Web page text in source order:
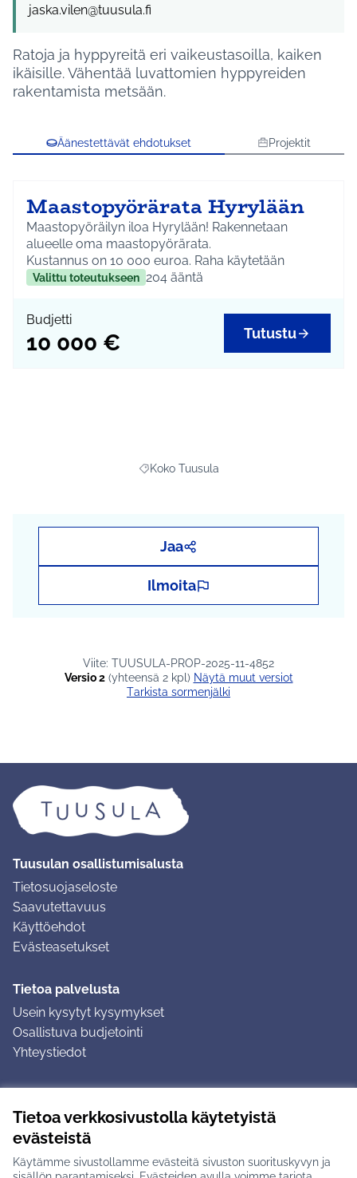
Tietoa verkkosivustolla käytetyistä
evästeistä
Käytämme sivustollamme evästeitä sivuston suorituskyvyn ja
jaska.vilen@tuusula.fi
Ratoja ja hyppyreitä eri vaikeustasoilla, kaiken
ikäisille. Vähentää luvattomien hyppyreiden
rakentamista metsään.
Äänestettävät ehdotukset Projektit
Maastopyörärata Hyrylään
Maastopyöräilyn iloa Hyrylään! Rakennetaan
alueelle oma maastopyörärata.
Kustannus on 10 000 euroa. Raha käytetään
suunnitteluun, urakointiin ja materiaalikuluihin.
Valittu toteutukseen 204 ääntä
Budjetti
10 000 € Tutustu
Rajaa tulokset teeman mukaan: Koko
Koko Tuusula
Jaa
Ilmoita
Viite: TUUSULA-PROP-2025-11-4852
Versio 2(yhteensä 2 kpl)
näytä muut versiot
Tarkista sormenjälki
Tuusulan osallistumisalusta
Tietosuojaseloste
Saavutettavuus
Käyttöehdot
Evästeasetukset
Tietoa palvelusta
Usein kysytyt kysymykset
Osallistuva budjetointi
Yhteystiedot
Ohjeet kirjautumiseen
Ohjeet kommentin jättämiseen